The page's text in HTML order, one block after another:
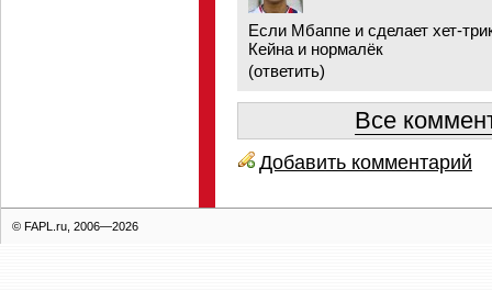
Если Мбаппе и сделает хет-
Кейна и нормалёк
(ответить)
Все
Добавить комментарий
© FAPL.ru, 2006—2026